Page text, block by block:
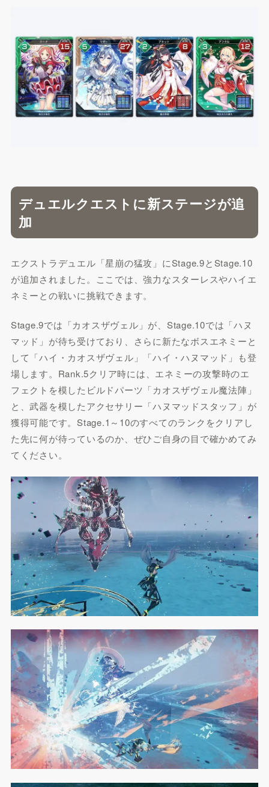
デュエルクエストに新ステージが追
加
エクストラデュエル「星崩の猛攻」にStage.9とStage.10
が追加されました。ここでは、強力なスターレスやハイエ
ネミーとの戦いに挑戦できます。
Stage.9では「カオスザヴェル」が、Stage.10では「ハヌ
マッド」が待ち受けており、さらに新たなボスエネミーと
して「ハイ・カオスザヴェル」「ハイ・ハヌマッド」も登
場します。Rank.5クリア時には、エネミーの攻撃時のエ
フェクトを模したビルドパーツ「カオスザヴェル魔法陣」
と、武器を模したアクセサリー「ハヌマッドスタッフ」が
獲得可能です。Stage.1～10のすべてのランクをクリアし
た先に何が待っているのか、ぜひご自身の目で確かめてみ
てください。